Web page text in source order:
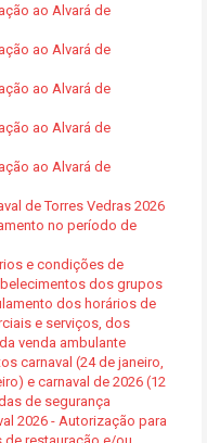
ao Alvará de
ao Alvará de
ao Alvará de
ao Alvará de
ao Alvará de
de Torres Vedras 2026
no período de
e condições de
dos grupos
dos horários de
e serviços, dos
venda ambulante
carnaval (24 de janeiro,
e carnaval de 2026 (12
de segurança
2026 - Autorização para